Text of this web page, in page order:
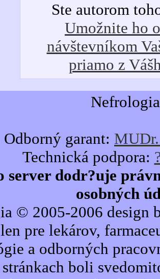
Ste autorom
Umožnite ho
návštevníkom
priamo z
Odborný garant:
Technická podpora:
server dodr?uje
osobných
© 2005-2006 design
pre lekárov,
a odborných
boli